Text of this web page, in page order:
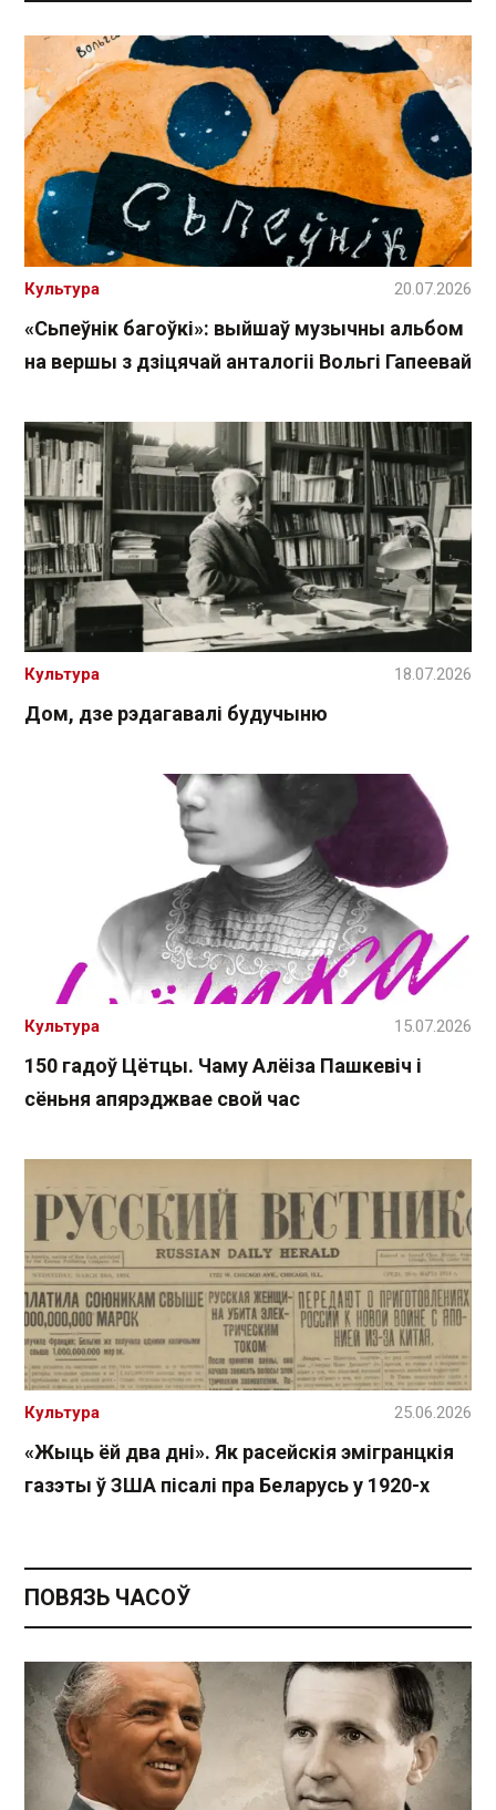
«Сьпеўнік багоўкі»: выйшаў музычны альбом
на вершы з дзіцячай анталогіі Вольгі Гапеевай
Культура 20.07.2026
Дом, дзе рэдагавалі будучыню
Культура 18.07.2026
150 гадоў Цётцы. Чаму Алёіза Пашкевіч і
сёньня апярэджвае свой час
Культура 15.07.2026
«Жыць ёй два дні». Як расейскія эмігранцкія
газэты ў ЗША пісалі пра Беларусь у 1920-х
Культура 25.06.2026
ПОВЯЗЬ ЧАСОЎ